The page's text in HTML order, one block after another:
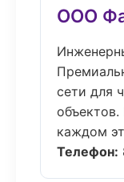
ООО
сети для
объектов.
каждом
Телефон: